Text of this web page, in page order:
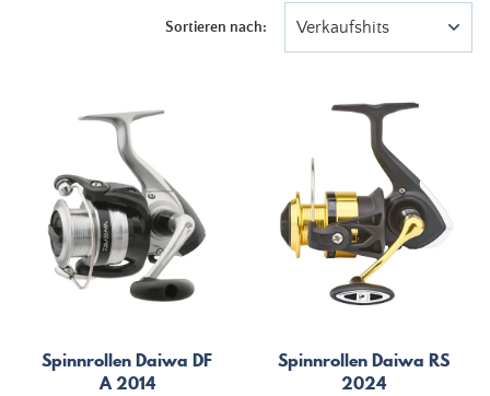
Sortieren nach: Verkaufshits
Spinnrollen Daiwa DF
A 2014
Spinnrollen Daiwa RS
2024